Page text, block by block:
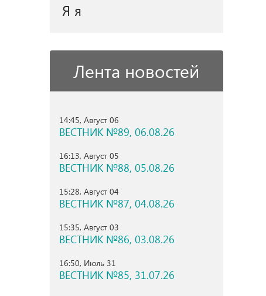
Я я
Лента новостей
14:45, Август 06
ВЕСТНИК №89, 06.08.26
16:13, Август 05
ВЕСТНИК №88, 05.08.26
15:28, Август 04
ВЕСТНИК №87, 04.08.26
15:35, Август 03
ВЕСТНИК №86, 03.08.26
16:50, Июль 31
ВЕСТНИК №85, 31.07.26